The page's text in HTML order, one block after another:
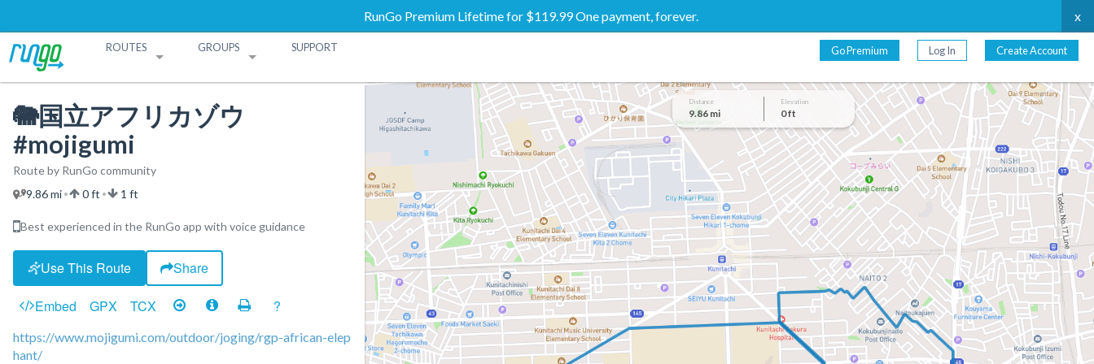
RunGo Premium Lifetime for $119.99 One payment, forever. x
ROUTES
GROUPS
SUPPORT Go Premium Log In Create Account
🐘国立アフリカゾウ
#mojigumi
Route by RunGo community
9.86 mi • 0 ft • 1 ft
Best experienced in the RunGo app with voice guidance
Use This Route Share
Embed GPX TCX ?
https://www.mojigumi.com/outdoor/joging/rgp-african-elep
hant/
Distance
9.86 mi
Elevation
0 ft